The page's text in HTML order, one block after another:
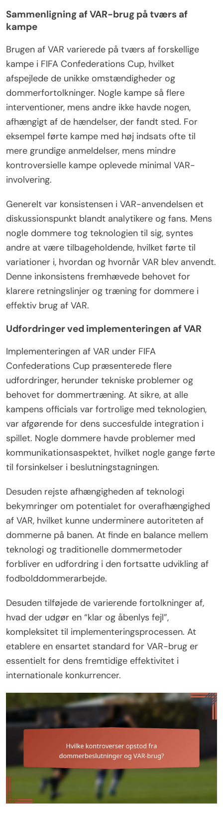
Sammenligning af VAR-brug på tværs af
kampe
Brugen af VAR varierede på tværs af forskellige
kampe i FIFA Confederations Cup, hvilket
afspejlede de unikke omstændigheder og
dommerfortolkninger. Nogle kampe så flere
interventioner, mens andre ikke havde nogen,
afhængigt af de hændelser, der fandt sted. For
eksempel førte kampe med høj indsats ofte til
mere grundige anmeldelser, mens mindre
kontroversielle kampe oplevede minimal VAR-
involvering.
Generelt var konsistensen i VAR-anvendelsen et
diskussionspunkt blandt analytikere og fans. Mens
nogle dommere tog teknologien til sig, syntes
andre at være tilbageholdende, hvilket førte til
variationer i, hvordan og hvornår VAR blev anvendt.
Denne inkonsistens fremhævede behovet for
klarere retningslinjer og træning for dommere i
effektiv brug af VAR.
Udfordringer ved implementeringen af VAR
Implementeringen af VAR under FIFA
Confederations Cup præsenterede flere
udfordringer, herunder tekniske problemer og
behovet for dommertræning. At sikre, at alle
kampens officials var fortrolige med teknologien,
var afgørende for dens succesfulde integration i
spillet. Nogle dommere havde problemer med
kommunikationsaspektet, hvilket nogle gange førte
til forsinkelser i beslutningstagningen.
Desuden rejste afhængigheden af teknologi
bekymringer om potentialet for overafhængighed
af VAR, hvilket kunne underminere autoriteten af
dommerne på banen. At finde en balance mellem
teknologi og traditionelle dommermetoder
forbliver en udfordring i den fortsatte udvikling af
fodbolddommerarbejde.
Desuden tilføjede de varierende fortolkninger af,
hvad der udgør en “klar og åbenlys fejl”,
kompleksitet til implementeringsprocessen. At
etablere en ensartet standard for VAR-brug er
essentielt for dens fremtidige effektivitet i
internationale konkurrencer.